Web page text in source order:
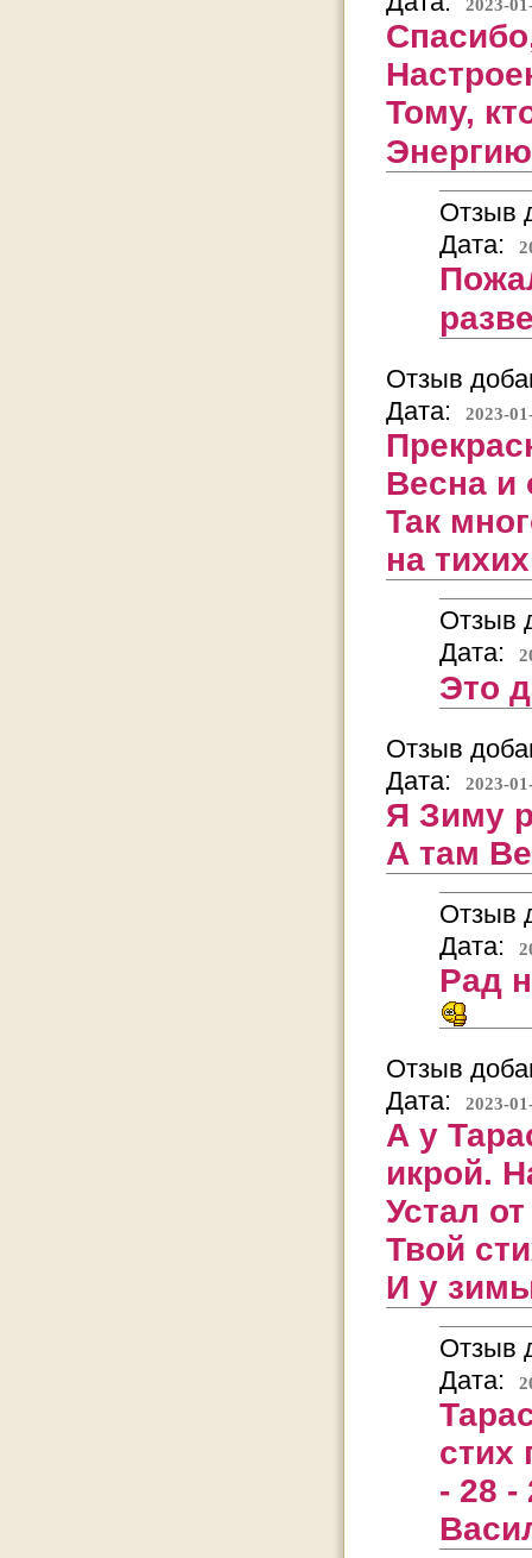
2023-
Тому,
Отзыв
Дата:
Отзыв
Дата:
2023-
Весна и
Так
на
Отзыв
Дата:
Это
Отзыв
Дата:
2023-
Я Зиму
А там
Отзыв
Дата:
Рад
Отзыв
Дата:
2023-
А у
икрой.
Устал
Твой
И у
Отзыв
Дата:
стих
- 28